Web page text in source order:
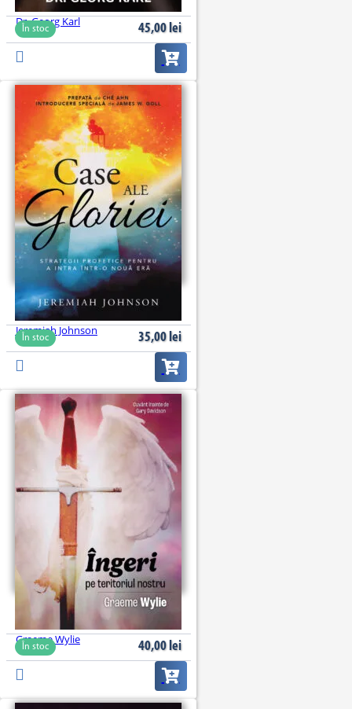
Dr. Georg Karl
În stoc 45,00lei
Case ale gloriei
Jeremiah Johnson
În stoc 35,00lei
Îngeri pe teritoriul nostru
Graeme Wylie
În stoc 40,00lei